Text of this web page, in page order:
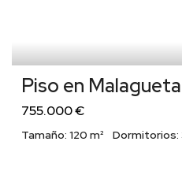
Piso en Malagueta
755.000 €
Tamaño: 120 m² Dormitorios: